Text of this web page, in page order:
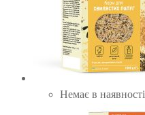
Немає в наявності